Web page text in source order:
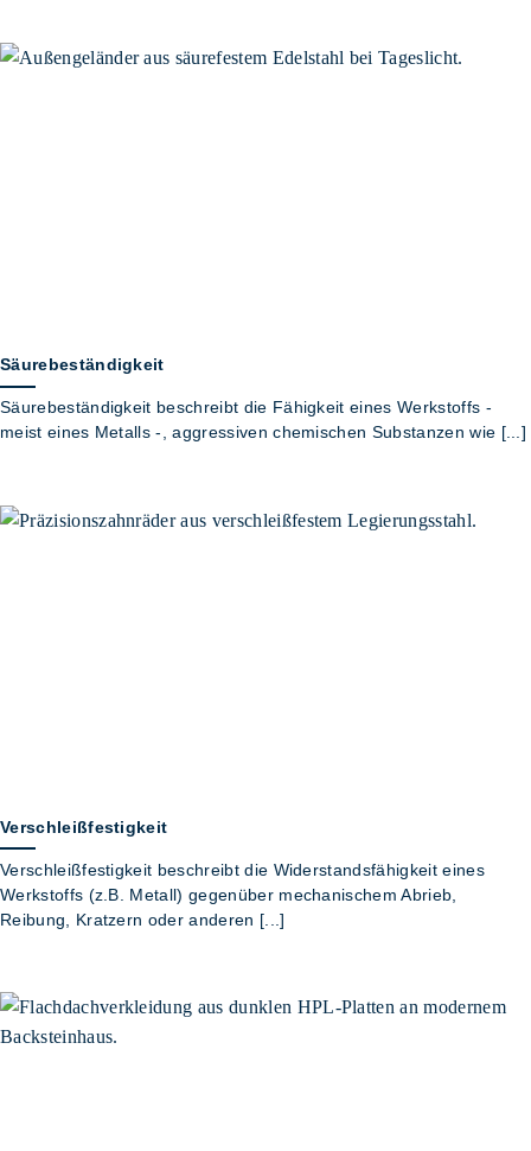
Säurebeständigkeit
Säurebeständigkeit beschreibt die Fähigkeit eines Werkstoffs -
meist eines Metalls -, aggressiven chemischen Substanzen wie [...]
Verschleißfestigkeit
Verschleißfestigkeit beschreibt die Widerstandsfähigkeit eines
Werkstoffs (z.B. Metall) gegenüber mechanischem Abrieb,
Reibung, Kratzern oder anderen [...]